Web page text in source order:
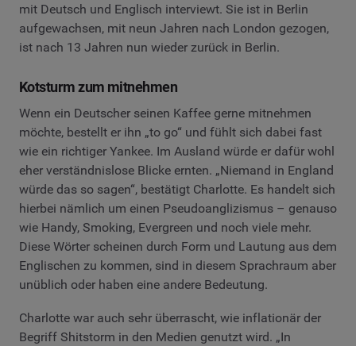
mit Deutsch und Englisch interviewt. Sie ist in Berlin
aufgewachsen, mit neun Jahren nach London gezogen,
ist nach 13 Jahren nun wieder zurück in Berlin.
Kotsturm zum mitnehmen
Wenn ein Deutscher seinen Kaffee gerne mitnehmen
möchte, bestellt er ihn „to go“ und fühlt sich dabei fast
wie ein richtiger Yankee. Im Ausland würde er dafür wohl
eher verständnislose Blicke ernten. „Niemand in England
würde das so sagen“, bestätigt Charlotte. Es handelt sich
hierbei nämlich um einen Pseudoanglizismus – genauso
wie Handy, Smoking, Evergreen und noch viele mehr.
Diese Wörter scheinen durch Form und Lautung aus dem
Englischen zu kommen, sind in diesem Sprachraum aber
unüblich oder haben eine andere Bedeutung.
Charlotte war auch sehr überrascht, wie inflationär der
Begriff Shitstorm in den Medien genutzt wird. „In